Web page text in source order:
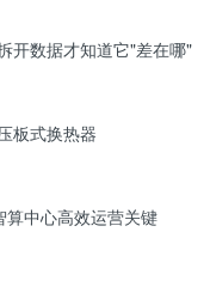
开数据才知道它"差在哪"
板式换热器
算中心高效运营关键